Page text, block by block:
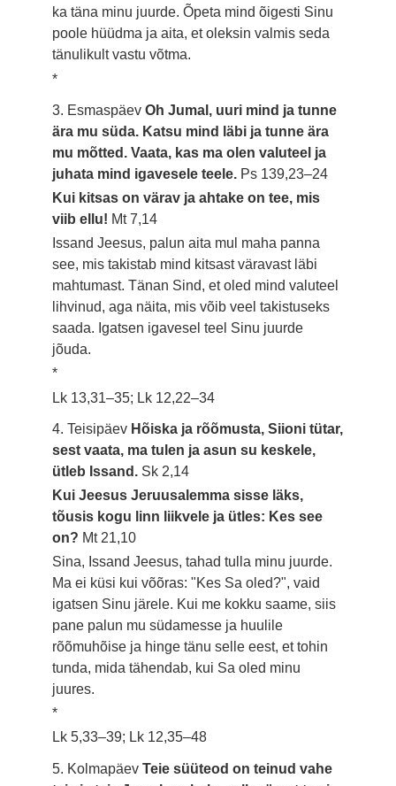
ka täna minu juurde. Õpeta mind õigesti Sinu
poole hüüdma ja aita, et oleksin valmis seda
tänulikult vastu võtma.
*
3. EsmaspäevOh Jumal, uuri mind ja tunne
ära mu süda. Katsu mind läbi ja tunne ära
mu mõtted. Vaata, kas ma olen valuteel ja
juhata mind igavesele teele. Ps 139,23–24
Kui kitsas on värav ja ahtake on tee, mis
viib ellu! Mt 7,14
Issand Jeesus, palun aita mul maha panna
see, mis takistab mind kitsast väravast läbi
mahtumast. Tänan Sind, et oled mind valuteel
lihvinud, aga näita, mis võib veel takistuseks
saada. Igatsen igavesel teel Sinu juurde
jõuda.
*
Lk 13,31–35; Lk 12,22–34
4. Teisipäev Hõiska ja rõõmusta, Siioni tütar,
sest vaata, ma tulen ja asun su keskele,
ütleb Issand. Sk 2,14
Kui Jeesus Jeruusalemma sisse läks,
tõusis kogu linn liikvele ja ütles: Kes see
on? Mt 21,10
Sina, Issand Jeesus, tahad tulla minu juurde.
Ma ei küsi kui võõras: "Kes Sa oled?", vaid
igatsen Sinu järele. Kui me kokku saame, siis
pane palun mu südamesse ja huulile
rõõmuhõise ja hinge tänu selle eest, et tohin
tunda, mida tähendab, kui Sa oled minu
juures.
*
Lk 5,33–39; Lk 12,35–48
5. KolmapäevTeie süüteod on teinud vahe